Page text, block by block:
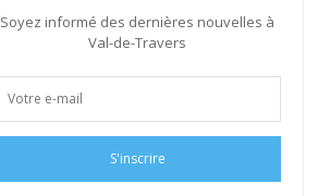
Soyez informé des dernières nouvelles à
Val-de-Travers
S'inscrire